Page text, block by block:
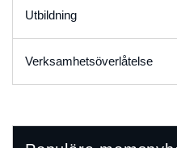
Utbildning
Verksamhetsöverlåtelse